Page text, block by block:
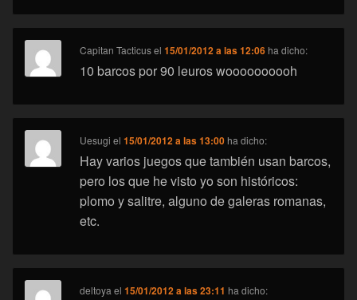
Capitan Tacticusel15/01/2012 a las 12:06 ha dicho:
10 barcos por 90 leuros woooooooooh
Uesugi el15/01/2012 a las 13:00 ha dicho:
Hay varios juegos que también usan barcos,
pero los que he visto yo son históricos:
plomo y salitre, alguno de galeras romanas,
etc.
deltoya el15/01/2012 a las 23:11 ha dicho: